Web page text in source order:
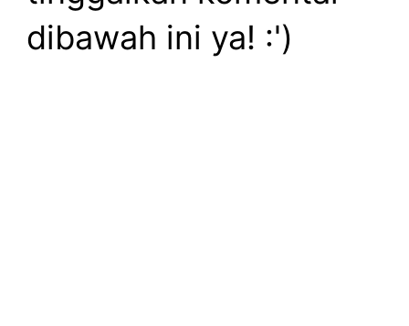
dibawah ini ya! :')